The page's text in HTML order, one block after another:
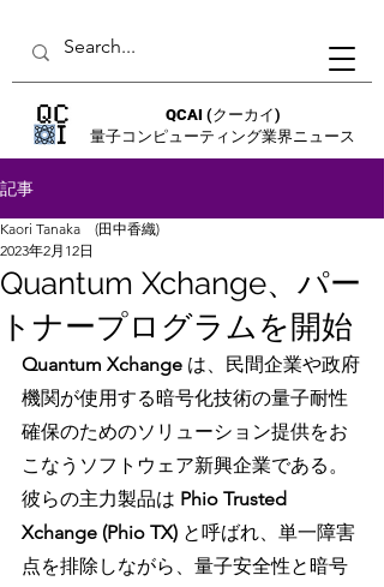
QCAI (クーカイ)
量子コンピューティング業界ニュース
記事
Quantum Xchange、パー
トナープログラムを開始
Kaori Tanaka (田中香織)
2023年2月12日
Quantum Xchange は、民間企業や政府
機関が使用する暗号化技術の量子耐性
確保のためのソリューション提供をお
こなうソフトウェア新興企業である。
彼らの主力製品は Phio Trusted
Xchange (Phio TX) と呼ばれ、単一障害
点を排除しながら、量子安全性と暗号